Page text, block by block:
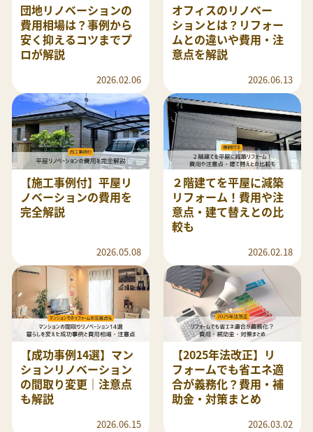
団地リノベーションの
費用相場は？事例から
安く抑えるコツまでプ
ロが解説
2026.02.06
オフィスのリノベー
ションとは？リフォー
ムとの違いや費用・注
意点を解説
2026.06.13
【施工事例付】平屋リ
ノベーションの費用を
完全解説
2026.05.08
２階建てを平屋に減築
リフォーム！費用や注
意点・建て替えとの比
較も
2026.02.18
【成功事例14選】マン
ションリノベーション
の間取り変更｜注意点
も解説
2026.06.15
【2025年法改正】リ
フォームでも省エネ適
合が義務化？費用・補
助金・対策まとめ
2026.03.02